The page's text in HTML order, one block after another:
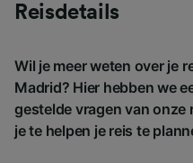
Reisdetails
Wil je meer weten over je
Madrid? Hier hebben we
gestelde vragen van onze
je te helpen je reis te